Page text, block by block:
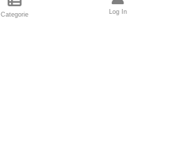
Categorie Log In